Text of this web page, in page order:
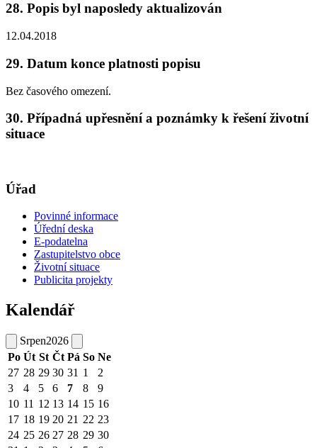
28. Popis byl naposledy aktualizován
12.04.2018
29. Datum konce platnosti popisu
Bez časového omezení.
30. Případná upřesnění a poznámky k řešení životní
situace
Úřad
Povinné informace
Úřední deska
E-podatelna
Zastupitelstvo obce
Životní situace
Publicita projekty
Kalendář
Srpen2026
Po Út St Čt Pá So Ne
27 28 29 30 31 1
2
3
4 5 6 7 8
9
10 11 12 13 14 15 16
17 18 19 20 21 22 23
24 25 26 27 28 29 30